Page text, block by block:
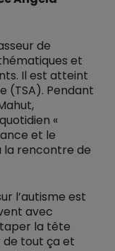
de
et
Il est atteint
(TSA). Pendant
«
et le
la rencontre de
l’autisme est
avec
la tête
de tout ça et